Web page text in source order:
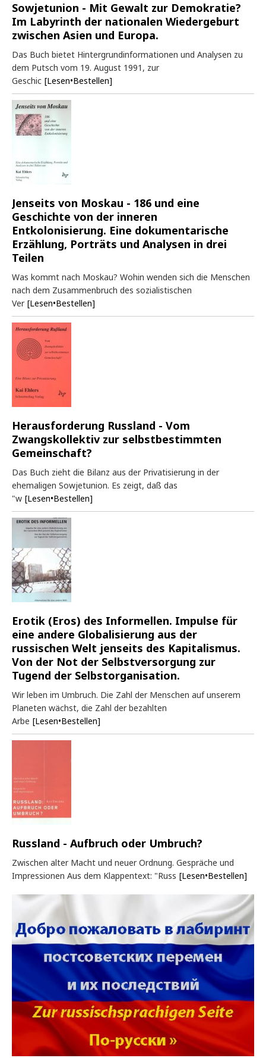
Sowjetunion - Mit Gewalt zur Demokratie?
Im Labyrinth der nationalen Wiedergeburt
zwischen Asien und Europa.
Das Buch bietet Hintergrundinformationen und Analysen zu
dem Putsch vom 19. August 1991, zur
Geschic [Lesen•Bestellen]
Jenseits von Moskau - 186 und eine
Geschichte von der inneren
Entkolonisierung. Eine dokumentarische
Erzählung, Porträts und Analysen in drei
Teilen
Was kommt nach Moskau? Wohin wenden sich die Menschen
nach dem Zusammenbruch des sozialistischen
Ver [Lesen•Bestellen]
Herausforderung Russland - Vom
Zwangskollektiv zur selbstbestimmten
Gemeinschaft?
Das Buch zieht die Bilanz aus der Privatisierung in der
ehemaligen Sowjetunion. Es zeigt, daß das
"w [Lesen•Bestellen]
Erotik (Eros) des Informellen. Impulse für
eine andere Globalisierung aus der
russischen Welt jenseits des Kapitalismus.
Von der Not der Selbstversorgung zur
Tugend der Selbstorganisation.
Wir leben im Umbruch. Die Zahl der Menschen auf unserem
Planeten wächst, die Zahl der bezahlten
Arbe [Lesen•Bestellen]
Russland - Aufbruch oder Umbruch?
Zwischen alter Macht und neuer Ordnung. Gespräche und
Impressionen Aus dem Klappentext: "Russ [Lesen•Bestellen]